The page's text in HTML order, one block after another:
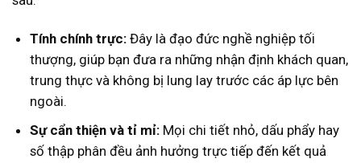
Tính chính trực:Đây là đạo đức nghề nghiệp tối
thượng, giúp bạn đưa ra những nhận định khách quan,
trung thực và không bị lung lay trước các áp lực bên
ngoài.
Sự cẩn thiện và tỉ mỉ:Mọi chi tiết nhỏ, dấu phẩy hay
số thập phân đều ảnh hưởng trực tiếp đến kết quả